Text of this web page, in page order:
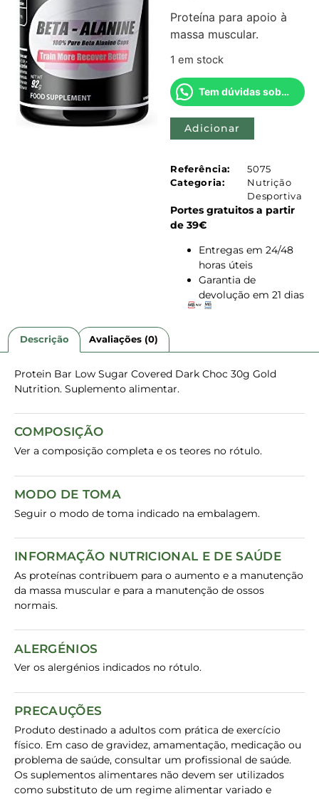
Proteína para apoio à
massa muscular.
1 em stock
Tem dúvidas sobre este produto?
Adicionar
Referência:
5075
Categoria:
Nutrição
Desportiva
Portes gratuitos a partir
de 39€
Entregas em 24/48
horas úteis
Garantia de
devolução em 21 dias
Descrição Avaliações (0)
Protein Bar Low Sugar Covered Dark Choc 30g Gold
Nutrition. Suplemento alimentar.
COMPOSIÇÃO
Ver a composição completa e os teores no rótulo.
MODO DE TOMA
Seguir o modo de toma indicado na embalagem.
INFORMAÇÃO NUTRICIONAL E DE SAÚDE
As proteínas contribuem para o aumento e a manutenção
da massa muscular e para a manutenção de ossos
normais.
ALERGÉNIOS
Ver os alergénios indicados no rótulo.
PRECAUÇÕES
Produto destinado a adultos com prática de exercício
físico. Em caso de gravidez, amamentação, medicação ou
problema de saúde, consultar um profissional de saúde.
Os suplementos alimentares não devem ser utilizados
como substituto de um regime alimentar variado e